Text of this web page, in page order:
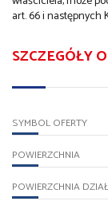
art. 66 i następnych
SZCZEGÓŁY
SYMBOL OFERTY
POWIERZCHNIA
POWIERZCHNIA